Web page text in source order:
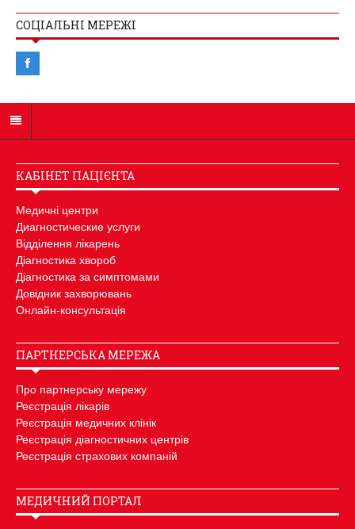
СОЦІАЛЬНІ МЕРЕЖІ
КАБІНЕТ ПАЦІЄНТА
Медичні центри
Диагностические услуги
Відділення лікарень
Діагностика хвороб
Діагностика за симптомами
Довідник захворювань
Онлайн-консультація
ПАРТНЕРСЬКА МЕРЕЖА
Про партнерську мережу
Реєстрація лікарів
Реєстрація медичних клінік
Реєстрація діагностичних центрів
Реєстрація страхових компаній
МЕДИЧНИЙ ПОРТАЛ